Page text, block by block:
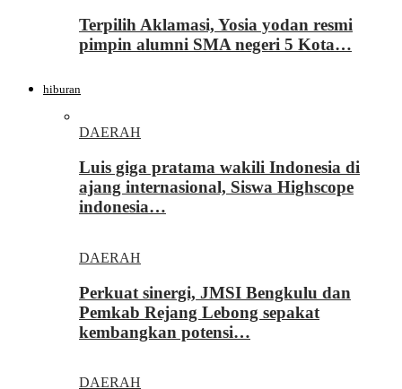
Terpilih Aklamasi, Yosia yodan resmi
pimpin alumni SMA negeri 5 Kota…
hiburan
DAERAH
Luis giga pratama wakili Indonesia di
ajang internasional, Siswa Highscope
indonesia…
DAERAH
Perkuat sinergi, JMSI Bengkulu dan
Pemkab Rejang Lebong sepakat
kembangkan potensi…
DAERAH